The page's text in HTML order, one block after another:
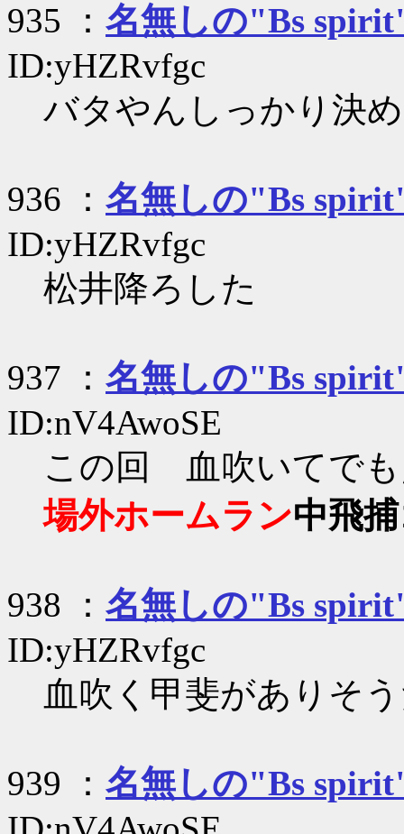
935 ： 名無しの"Bs
ID:yHZRvfgc
バタやんしっかり決
936 ： 名無しの"Bs
ID:yHZRvfgc
松井降ろした
937 ： 名無しの"Bs
ID:nV4AwoSE
この回 血吹いてで
場外ホームラン中飛
938 ： 名無しの"Bs
ID:yHZRvfgc
血吹く甲斐がありそ
939 ： 名無しの"Bs